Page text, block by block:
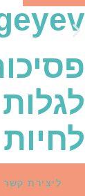
ליצירת קשר